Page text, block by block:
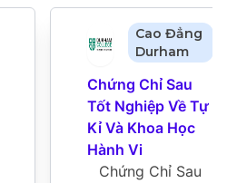
Cao Đẳng
Durham
Chứng Chỉ Sau
Tốt Nghiệp Về Tự
Kỉ Và Khoa Học
Hành Vi
Chứng Chỉ Sau